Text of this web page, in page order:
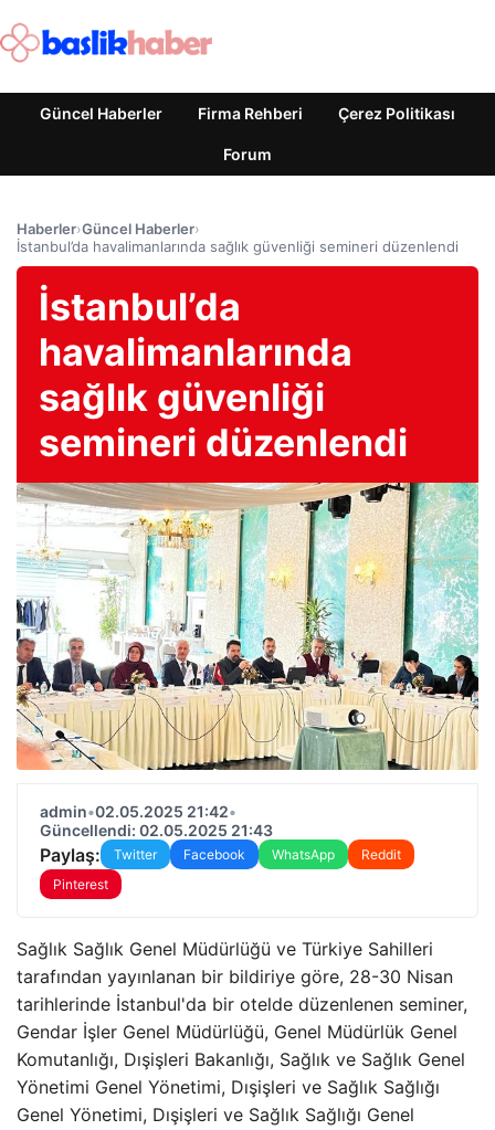
Güncel Haberler Firma Rehberi Çerez Politikası
Forum
Haberler›Güncel Haberler›
İstanbul’da havalimanlarında sağlık güvenliği semineri düzenlendi
İstanbul’da
havalimanlarında
sağlık güvenliği
semineri düzenlendi
admin•02.05.2025 21:42•
Güncellendi: 02.05.2025 21:43
Paylaş: Twitter Facebook WhatsApp
Reddit
Pinterest
Sağlık Sağlık Genel Müdürlüğü ve Türkiye Sahilleri
tarafından yayınlanan bir bildiriye göre, 28-30 Nisan
tarihlerinde İstanbul'da bir otelde düzenlenen seminer,
Gendar İşler Genel Müdürlüğü, Genel Müdürlük Genel
Komutanlığı, Dışişleri Bakanlığı, Sağlık ve Sağlık Genel
Yönetimi Genel Yönetimi, Dışişleri ve Sağlık Sağlığı
Genel Yönetimi, Dışişleri ve Sağlık Sağlığı Genel